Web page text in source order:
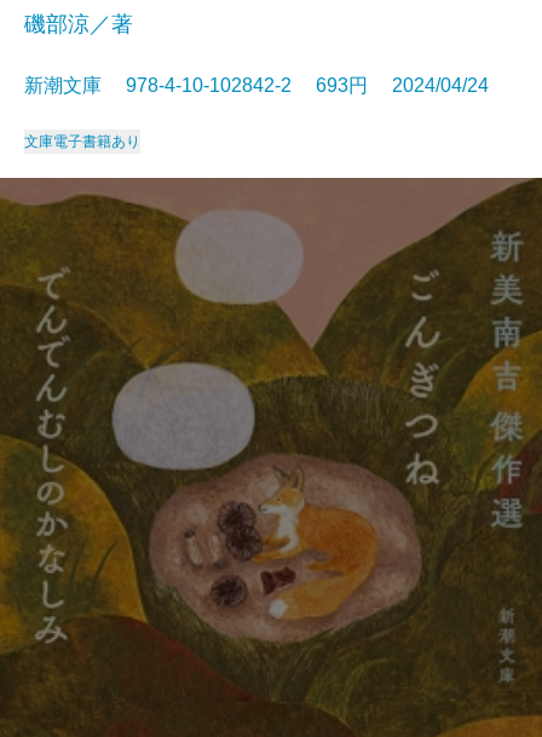
磯部涼／著
新潮文庫 978-4-10-102842-2 693円 2024/04/24
文庫電子書籍あり